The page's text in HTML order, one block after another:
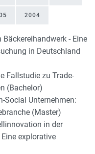
2004
- Eine
in Deutschland
Fallstudie zu Trade-
(Bachelor)
Social Unternehmen:
(Master)
in der
explorative